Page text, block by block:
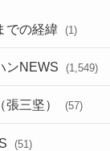
での経緯 (1)
ンNEWS (1,549)
(6)
張三坚） (57)
(51)